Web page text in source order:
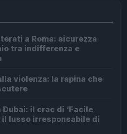
a Roma: sicurezza
tra indifferenza e
violenza: la rapina che
Dubai: il crac di ‘Facile
il lusso irresponsabile di